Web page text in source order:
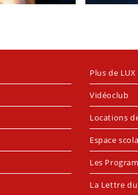
Plus de LUX
Vidéoclub
Locations
Espace
Les
La Lettre du